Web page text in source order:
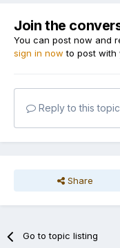
Join the
You can post now and
sign in now to post with
Reply to this
Share
Go to topic listing